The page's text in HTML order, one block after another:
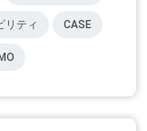
リティ CASE